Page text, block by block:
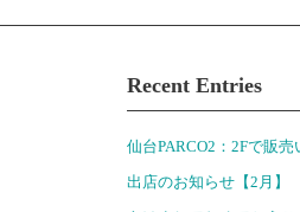
Recent Entries
仙台PARCO2：2Fで販売
出店のお知らせ【2月】